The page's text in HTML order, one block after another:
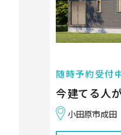
随時予約受付中
今建てる人
小田原市成田